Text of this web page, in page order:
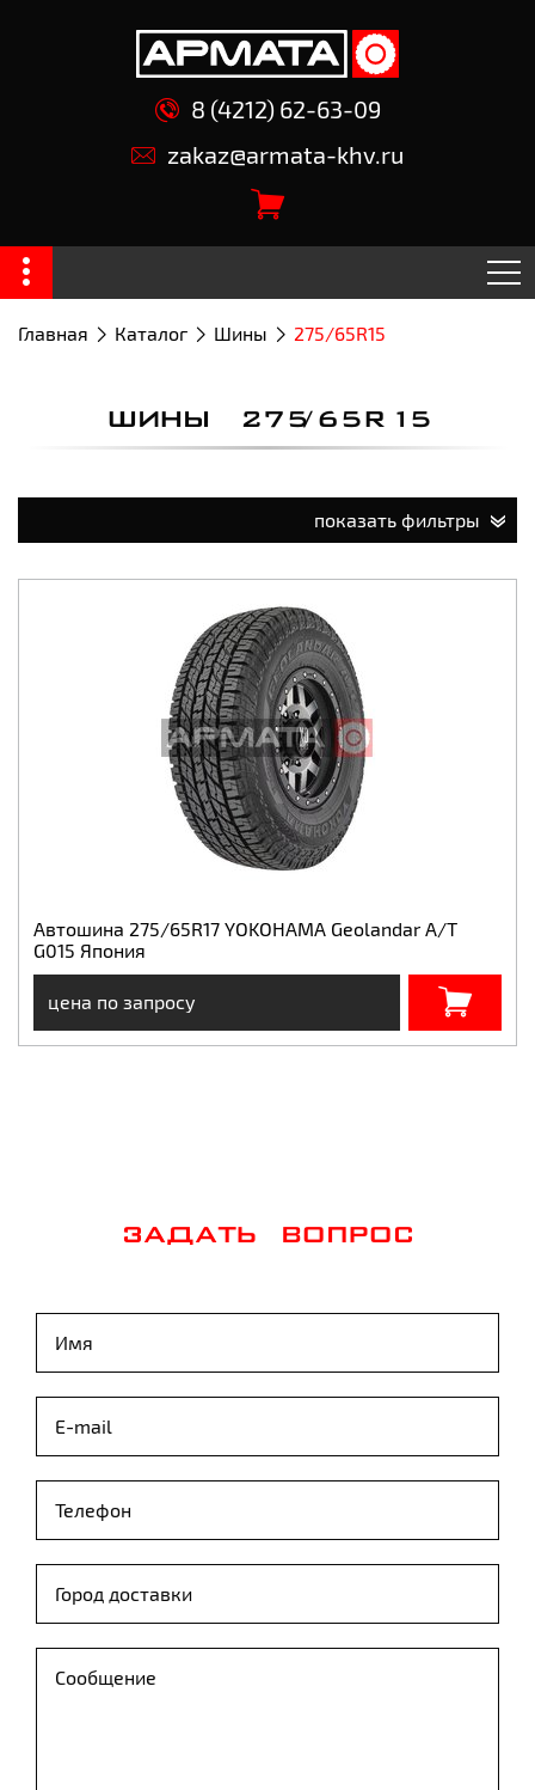
8 (4212) 62-63-09
zakaz@armata-khv.ru
Главная Каталог Шины 275/65R15
ШИНЫ 275/65R15
показать фильтры
Автошина 275/65R17 YOKOHAMA Geolandar A/T
G015 Япония
цена по запросу
ЗАДАТЬ ВОПРОС